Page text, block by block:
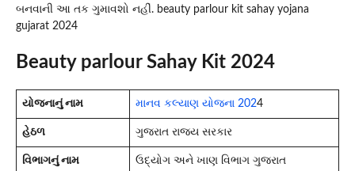
બનવાની આ તક ગુમાવશો નહીં. beauty parlour kit sahay yojana
gujarat 2024
Beauty parlour Sahay Kit 2024
યોજનાનું નામ માનવ કલ્યાણ યોજના 2024
હેઠળ ગુજરાત રાજ્ય સરકાર
વિભાગનું નામ ઉદ્યોગ અને ખાણ વિભાગ ગુજરાત